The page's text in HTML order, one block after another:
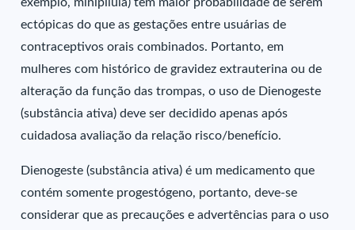
ectópicas do que as gestações entre usuárias de
contraceptivos orais combinados. Portanto, em
mulheres com histórico de gravidez extrauterina ou de
alteração da função das trompas, o uso de Dienogeste
(substância ativa) deve ser decidido apenas após
cuidadosa avaliação da relação risco/benefício.
Dienogeste (substância ativa) é um medicamento que
contém somente progestógeno, portanto, deve-se
considerar que as precauções e advertências para o uso